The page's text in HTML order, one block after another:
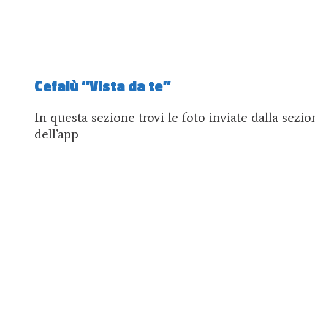
Cefalù “Vista da te”
In questa sezione trovi le foto inviate dalla
dell’app